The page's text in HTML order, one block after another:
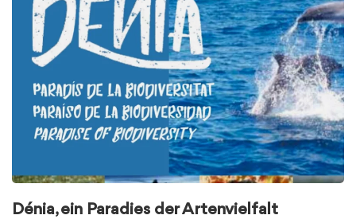
Dénia, ein Paradies der Artenvielfalt